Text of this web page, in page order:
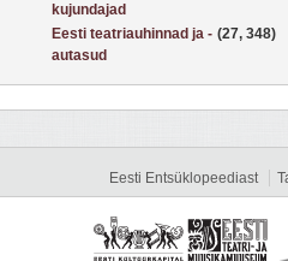
kujundajad
(27, 348)
Eesti teatriauhinnad ja -
autasud
Eesti Entsüklopeediast